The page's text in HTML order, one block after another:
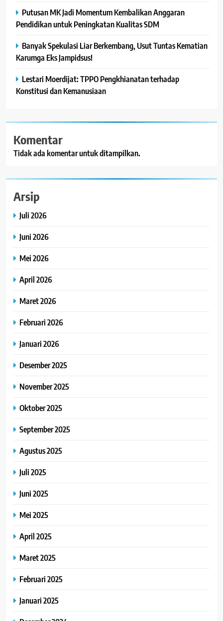
Putusan MK Jadi Momentum Kembalikan Anggaran
Pendidikan untuk Peningkatan Kualitas SDM
Banyak Spekulasi Liar Berkembang, Usut Tuntas Kematian
Karumga Eks Jampidsus!
Lestari Moerdijat: TPPO Pengkhianatan terhadap
Konstitusi dan Kemanusiaan
Komentar
Tidak ada komentar untuk ditampilkan.
Arsip
Juli 2026
Juni 2026
Mei 2026
April 2026
Maret 2026
Februari 2026
Januari 2026
Desember 2025
November 2025
Oktober 2025
September 2025
Agustus 2025
Juli 2025
Juni 2025
Mei 2025
April 2025
Maret 2025
Februari 2025
Januari 2025